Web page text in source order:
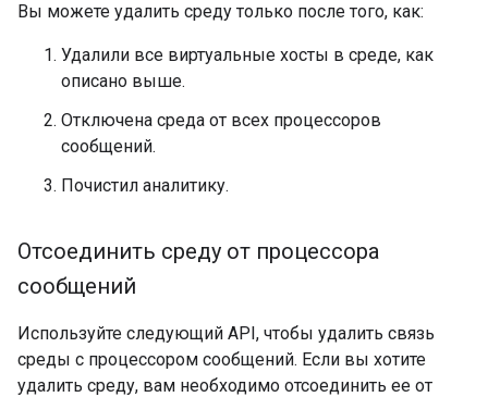
Вы можете удалить среду только после того, как:
Удалили все виртуальные хосты в среде, как
описано выше.
Отключена среда от всех процессоров
сообщений.
Почистил аналитику.
Отсоединить среду от процессора
сообщений
Используйте следующий API, чтобы удалить связь
среды с процессором сообщений. Если вы хотите
удалить среду, вам необходимо отсоединить ее от